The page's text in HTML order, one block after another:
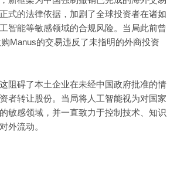
式的法律依据，加剧了全球投资者在诸如
智能等敏感领域的合规风险。当局此前曾
Manus的交易违反了未指明的外商投资
阻碍了本土企业在未经中国政府批准的情
者转让股份。当局将人工智能视为对国家
敏感领域，并一直致力于控制技术、知识
外流动。